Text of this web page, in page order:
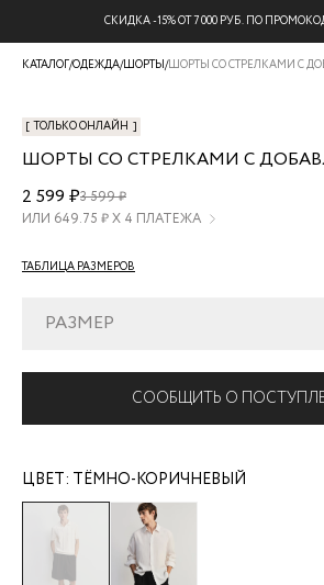
СКИДКА -15% ОТ 7 000 РУБ. ПО
КАТАЛОГ/ОДЕЖДА/ШОРТЫ/ШОРТЫ СО СТРЕЛКАМИ С
[ ТОЛЬКО ОНЛАЙН ]
ШОРТЫ СО СТРЕЛКАМИ С
ZR2605042108-
27
2 599 ₽3 599 ₽
ИЛИ 649.75 ₽ Х 4 ПЛАТЕЖА
ТАБЛИЦА РАЗМЕРОВ
РАЗМЕР
СООБЩИТЬ О
ЦВЕТ: ТЁМНО-КОРИЧНЕВЫЙ